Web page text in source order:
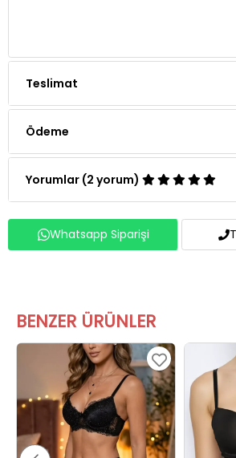
Teslimat
Ödeme
Yorumlar (2 yorum)
Whatsapp Siparişi
BENZER ÜRÜNLER